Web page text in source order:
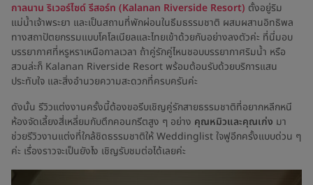
กาลนาน ริเวอร์ไซด์ รีสอร์ท (Kalanan Riverside Resort) ตั้งอยู่ริม
แม่น้ำเจ้าพระยา และเป็นสถานที่พักผ่อนในธีมธรรมชาติ ผสมผสานอิทธิพล
ทางสถาปัตยกรรมแบบโคโลเนียลและไทยเข้าด้วยกันอย่างลงตัวค่ะ ที่นี่มอบ
บรรยากาศที่หรูหราเหนือกาลเวลา ถ้าคู่รักคู่ไหนชอบบรรยากาศริมน้ำ หรือ
สวนล่ะก็ Kalanan Riverside Resort พร้อมต้อนรับด้วยบริการแสน
ประทับใจ และสิ่งอำนวยความสะดวกที่ครบครันค่ะ
ดังนั้น รีวิวแต่งงานครั้งนี้ต้องขอรีบเชิญคู่รักสายธรรมชาติที่อยากหลีกหนี
ห้องจัดเลี้ยงสี่เหลี่ยมกับตึกคอนกรีตสูง ๆ อย่าง คุณหมิวและคุณเก่ง มา
ช่วยรีวิวงานแต่งที่ใกล้ชิดธรรมชาติให้ Weddinglist ใจฟูอีกครั้งแบบด่วน ๆ
ค่ะ เรื่องราวจะเป็นยังไง เชิญรับชมต่อได้เลยค่ะ